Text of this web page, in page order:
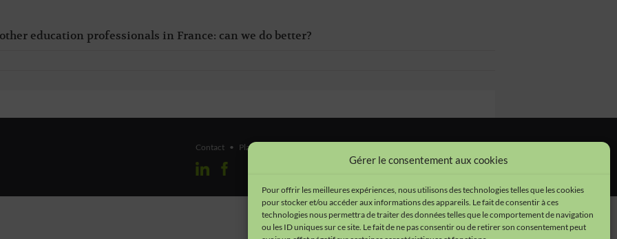
Gérer le consentement aux cookies
Pour offrir les meilleures expériences, nous utilisons des technologies telles que les cookies
pour stocker et/ou accéder aux informations des appareils. Le fait de consentir à ces
technologies nous permettra de traiter des données telles que le comportement de navigation
ou les ID uniques sur ce site. Le fait de ne pas consentir ou de retirer son consentement peut
education professionals in France: can we do better?
Contact • Plan du site